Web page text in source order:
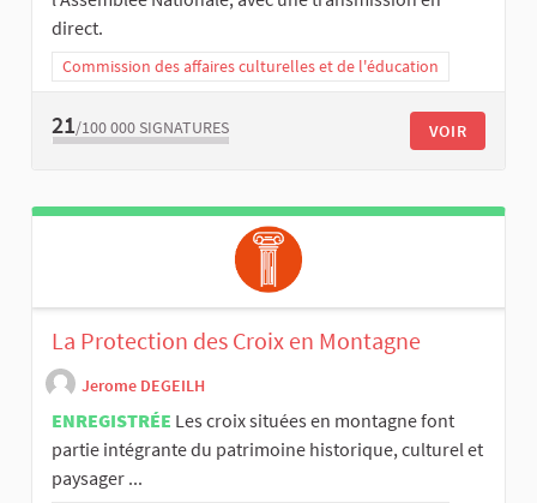
direct.
Commission des affaires culturelles et de l'éducation
21/100 000 SIGNATURES VOIR
La Protection des Croix en Montagne
Jerome DEGEILH
ENREGISTRÉE Les croix situées en montagne font
partie intégrante du patrimoine historique, culturel et
paysager ...